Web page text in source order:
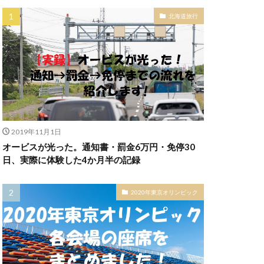
北海道旅行
2019年11月1日
オービスが光った。通知書・罰金6万円・免停30
日、実際に体験した4か月半の記録
2020年東京オリンピック